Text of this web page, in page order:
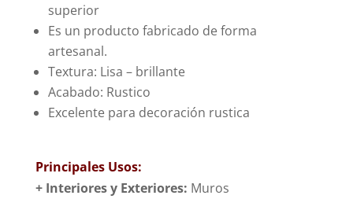
superior
Es un producto fabricado de forma
artesanal.
Textura: Lisa – brillante
Acabado: Rustico
Excelente para decoración rustica
Principales Usos:
+ Interiores y Exteriores: Muros